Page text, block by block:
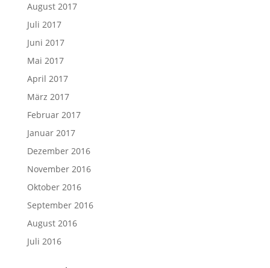
August 2017
Juli 2017
Juni 2017
Mai 2017
April 2017
März 2017
Februar 2017
Januar 2017
Dezember 2016
November 2016
Oktober 2016
September 2016
August 2016
Juli 2016